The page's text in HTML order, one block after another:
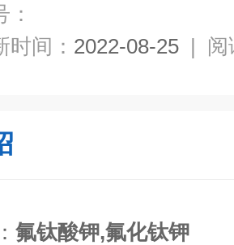
：
时间： 2022-08-25 | 阅
氟钛酸钾,氟化钛钾